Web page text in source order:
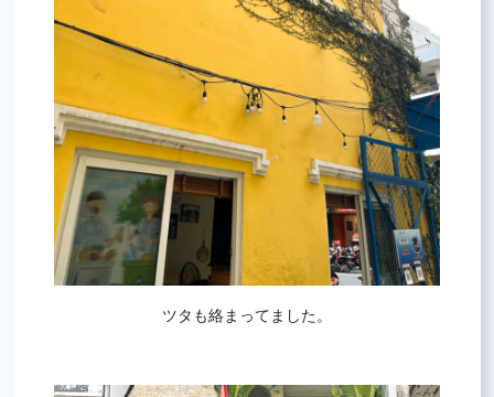
ツタも絡まってました。